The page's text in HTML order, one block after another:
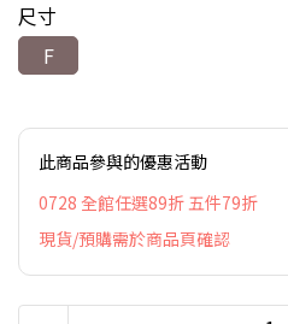
尺寸
F
此商品參與的優惠活動
0728 全館任選89折 五件79折
現貨/預購需於商品頁確認